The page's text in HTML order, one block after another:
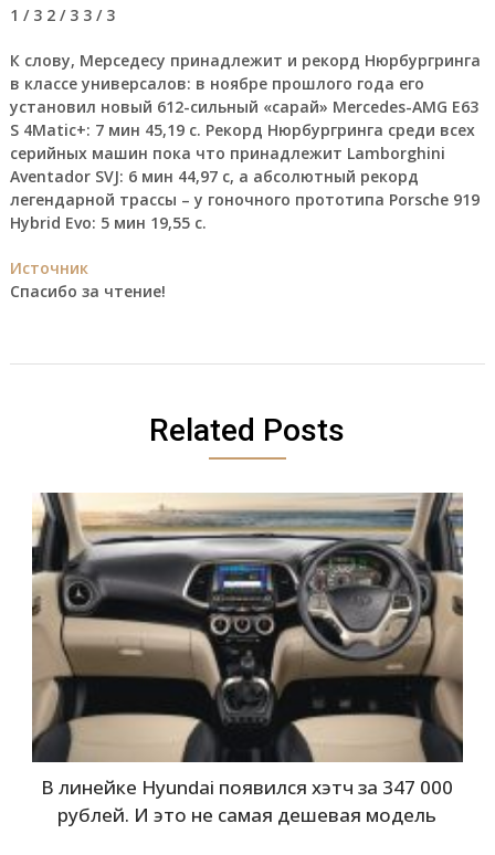
1 / 3 2/ 3 3/ 3
К слову, Мерседесу принадлежит и рекорд Нюрбургринга
в классе универсалов: в ноябре прошлого года его
установил новый 612-сильный «сарай» Mercedes-AMG E63
S 4Matic+: 7 мин 45,19 с. Рекорд Нюрбургринга среди всех
серийных машин пока что принадлежит Lamborghini
Aventador SVJ: 6 мин 44,97 с, а абсолютный рекорд
легендарной трассы – у гоночного прототипа Porsche 919
Hybrid Evo: 5 мин 19,55 с.
Источник
Спасибо за чтение!
Related Posts
В линейке Hyundai появился хэтч за 347 000
рублей. И это не самая дешевая модель